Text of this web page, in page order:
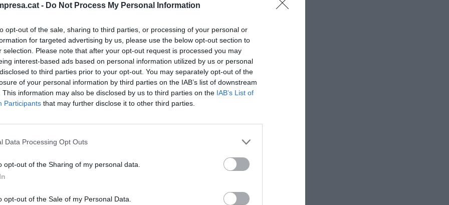
- Do Not Process My Personal Information
opt-out of the sale, sharing to third parties, or processing of your personal or
for targeted advertising by us, please use the below opt-out section to
selection. Please note that after your opt-out request is processed you may
interest-based ads based on personal information utilized by us or personal
to third parties prior to your opt-out. You may separately opt-out of the
of your personal information by third parties on the IAB’s list of downstream
This information may also be disclosed by us to third parties on the IAB’s List of
Participants that may further disclose it to other third parties.
Data Processing Opt Outs
opt-out of the Sharing of my personal data.
opt-out of the Sale of my Personal Data.